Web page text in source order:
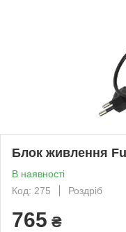
Блок живлення
В наявності
Код: 275
Роздріб
765 ₴